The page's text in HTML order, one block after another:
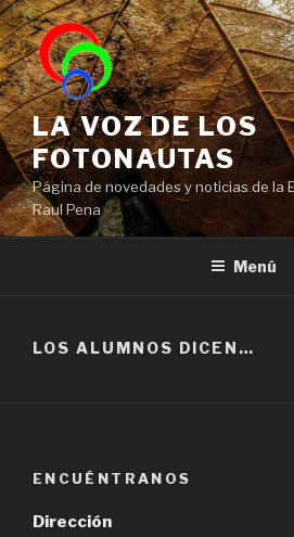
Saltar
al
contenido
LA VOZ DE LOS
FOTONAUTAS
Página de novedades y noticias de la
Raul Pena
Menú
LOS ALUMNOS DICEN…
ENCUÉNTRANOS
Dirección